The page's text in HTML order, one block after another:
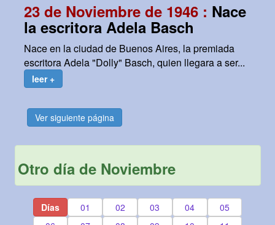
23 de Noviembre de 1946 : Nace
la escritora Adela Basch
Nace en la ciudad de Buenos Aires, la premiada
escritora Adela "Dolly" Basch, quien llegara a ser...
leer +
Ver siguiente página
Otro día de Noviembre
Días 01 02 03 04
05